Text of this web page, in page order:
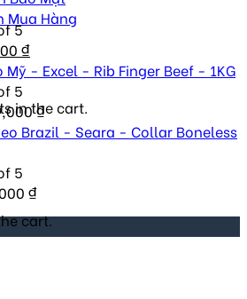
Mua Hàng
in the cart.
cart.
5
₫.
₫Current
price
232,000 ₫.
Mỹ - Excel - Rib Finger Beef - 1KG
5
₫
Brazil - Seara - Collar Boneless
5
₫